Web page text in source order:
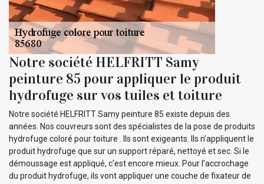
Notre société HELFRITT Samy
peinture 85 pour appliquer le produit
hydrofuge sur vos tuiles et toiture
Notre société HELFRITT Samy peinture 85 existe depuis des
années. Nos couvreurs sont des spécialistes de la pose de produits
hydrofuge coloré pour toiture . Ils sont exigeants. Ils n’appliquent le
produit hydrofuge que sur un support réparé, nettoyé et sec. Si le
démoussage est appliqué, c’est encore mieux. Pour l’accrochage
du produit hydrofuge, ils vont appliquer une couche de fixateur de